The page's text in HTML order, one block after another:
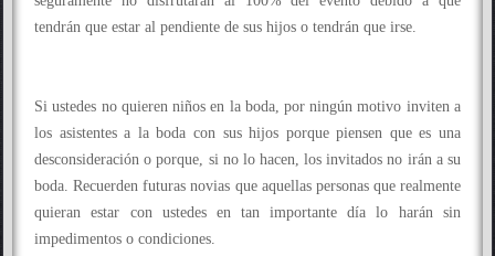
tendrán que estar al pendiente de sus hijos o tendrán que irse.
Si ustedes no quieren niños en la boda, por ningún motivo inviten a
los asistentes a la boda con sus hijos porque piensen que es una
desconsideración o porque, si no lo hacen, los invitados no irán a su
boda. Recuerden futuras novias que aquellas personas que realmente
quieran estar con ustedes en tan importante día lo harán sin
impedimentos o condiciones.